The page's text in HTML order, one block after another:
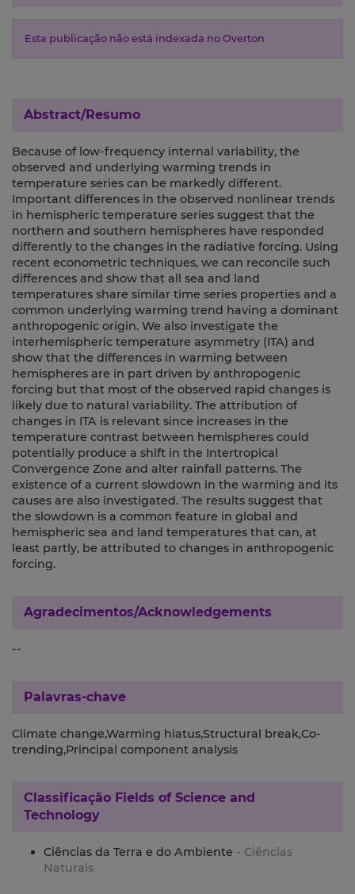
Esta publicação não está indexada no Overton
Abstract/Resumo
Because of low-frequency internal variability, the
observed and underlying warming trends in
temperature series can be markedly different.
Important differences in the observed nonlinear trends
in hemispheric temperature series suggest that the
northern and southern hemispheres have responded
differently to the changes in the radiative forcing. Using
recent econometric techniques, we can reconcile such
differences and show that all sea and land
temperatures share similar time series properties and a
common underlying warming trend having a dominant
anthropogenic origin. We also investigate the
interhemispheric temperature asymmetry (ITA) and
show that the differences in warming between
hemispheres are in part driven by anthropogenic
forcing but that most of the observed rapid changes is
likely due to natural variability. The attribution of
changes in ITA is relevant since increases in the
temperature contrast between hemispheres could
potentially produce a shift in the Intertropical
Convergence Zone and alter rainfall patterns. The
existence of a current slowdown in the warming and its
causes are also investigated. The results suggest that
the slowdown is a common feature in global and
hemispheric sea and land temperatures that can, at
least partly, be attributed to changes in anthropogenic
forcing.
Agradecimentos/Acknowledgements
--
Palavras-chave
Climate change,Warming hiatus,Structural break,Co-
trending,Principal component analysis
Classificação Fields of Science and
Technology
Ciências da Terra e do Ambiente - Ciências
Naturais